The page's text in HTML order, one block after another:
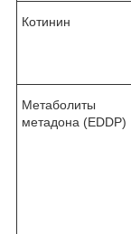
Котинин
Метаболиты
метадона (EDDP)